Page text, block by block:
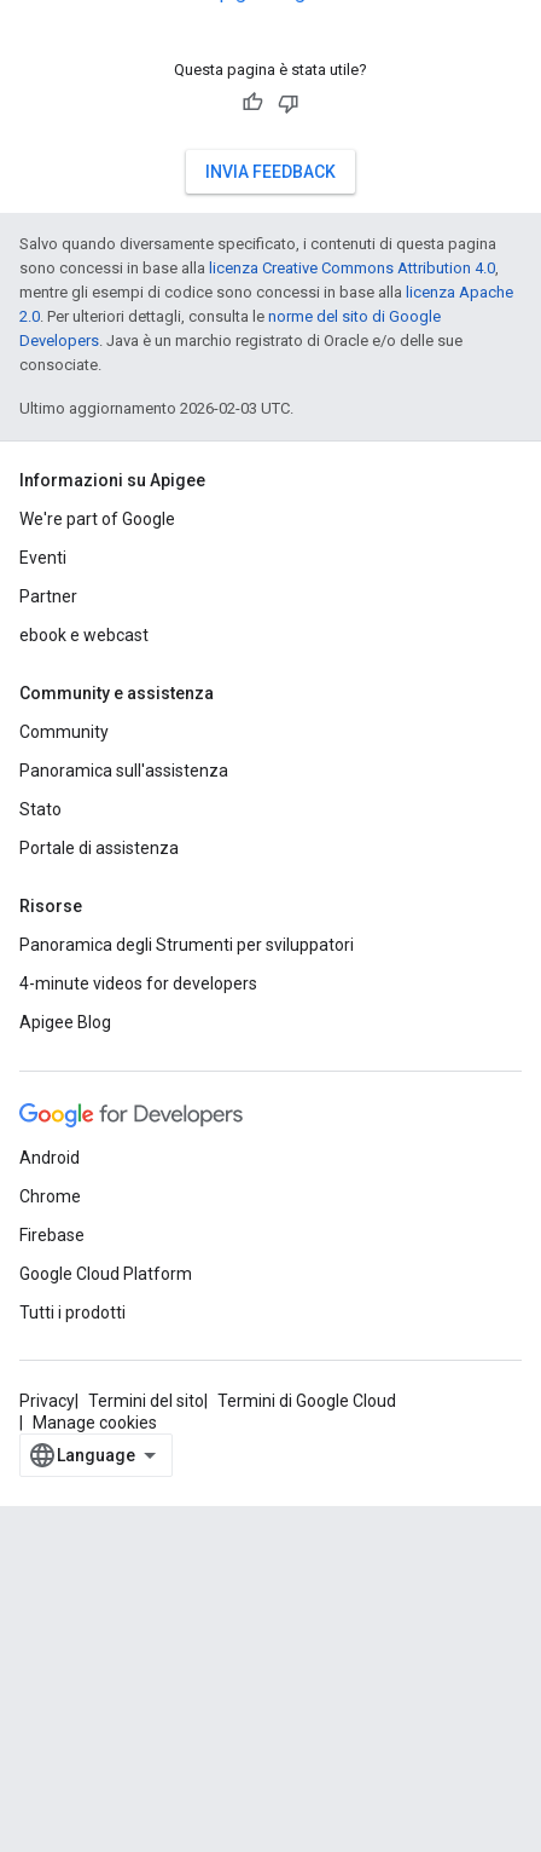
Questa pagina è stata utile?
INVIA FEEDBACK
Salvo quando diversamente specificato, i contenuti di questa pagina
sono concessi in base alla licenza Creative Commons Attribution 4.0
mentre gli esempi di codice sono concessi in base alla licenza Apache
2.0 . Per ulteriori dettagli, consulta le norme del sito di Google
Developers . Java è un marchio registrato di Oracle e/o delle sue
consociate.
Ultimo aggiornamento 2026-02-03 UTC.
Informazioni su Apigee
We're part of Google
Eventi
Partner
ebook e webcast
Community e assistenza
Community
Panoramica sull'assistenza
Stato
Portale di assistenza
Risorse
Panoramica degli Strumenti per sviluppatori
4-minute videos for developers
Apigee Blog
Android
Chrome
Firebase
Google Cloud Platform
Tutti i prodotti
Privacy Termini del sito
Termini di Google Cloud
Manage cookies